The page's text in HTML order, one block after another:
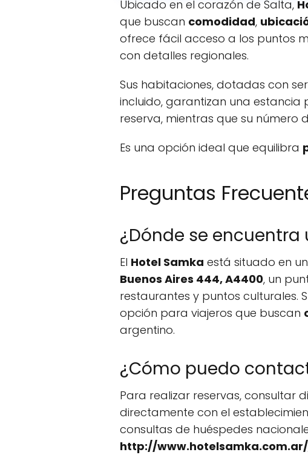
Ubicado en el corazón de Salta,
que buscan comodidad,
ofrece fácil acceso a los puntos
con detalles regionales.
Sus habitaciones, dotadas con
incluido, garantizan una estancia
reserva, mientras que su número
Es una opción ideal que equilibra
Preguntas
¿Dónde se
El Hotel Samka está situado en
Buenos Aires 444, A4400, un
restaurantes y puntos culturales.
opción para viajeros que buscan
argentino.
¿Cómo puedo
Para realizar reservas, consultar
directamente con el
consultas de huéspedes
http://www.hotelsamka.com.ar/